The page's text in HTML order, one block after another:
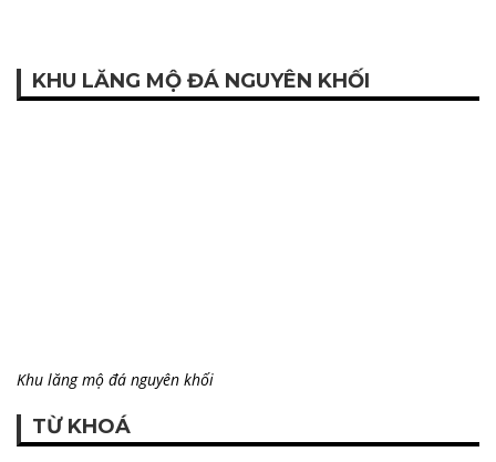
KHU LĂNG MỘ ĐÁ NGUYÊN KHỐI
Khu lăng mộ đá nguyên khối
TỪ KHOÁ